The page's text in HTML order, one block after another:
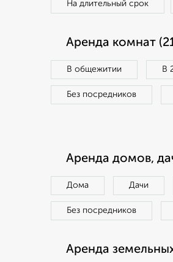
На длительный срок
Аренда комнат
В общежитии В
Без посредников
Аренда домов,
Дома Дачи
Без посредников
Аренда